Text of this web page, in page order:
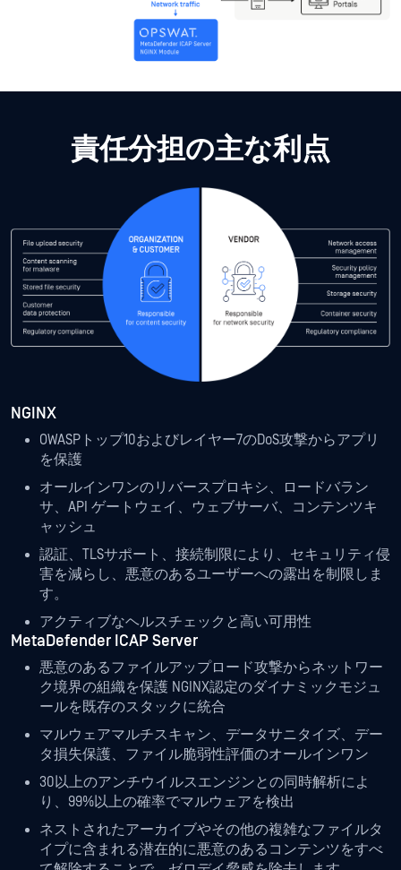
責任分担の主な利点
NGINX
OWASPトップ10およびレイヤー7のDoS攻撃からアプリ
を保護
オールインワンのリバースプロキシ、ロードバラン
サ、API ゲートウェイ、ウェブサーバ、コンテンツキ
ャッシュ
認証、TLSサポート、接続制限により、セキュリティ侵
害を減らし、悪意のあるユーザーへの露出を制限しま
す。
アクティブなヘルスチェックと高い可用性
MetaDefender ICAP Server
悪意のあるファイルアップロード攻撃からネットワー
ク境界の組織を保護 NGINX認定のダイナミックモジュ
ールを既存のスタックに統合
マルウェアマルチスキャン、データサニタイズ、デー
タ損失保護、ファイル脆弱性評価のオールインワン
30以上のアンチウイルスエンジンとの同時解析によ
り、99%以上の確率でマルウェアを検出
ネストされたアーカイブやその他の複雑なファイルタ
イプに含まれる潜在的に悪意のあるコンテンツをすべ